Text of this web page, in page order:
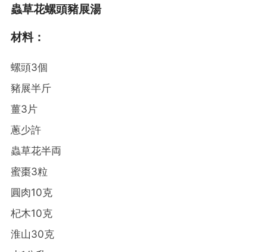
蟲草花螺頭豬展湯
材料：
螺頭3個
豬展半斤
薑3片
蔥少許
蟲草花半両
蜜棗3粒
圓肉10克
杞木10克
淮山30克